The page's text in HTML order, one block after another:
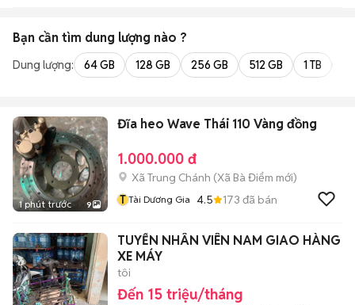
Bạn cần tìm dung lượng nào ?
Dung lượng: 64 GB 128 GB 256 GB 512 GB 1 TB
1 phút trước 9
Đĩa heo Wave Thái 110 Vàng đồng
1.000.000 đ
Xã Trung Chánh (Xã Bà Điểm mới)
T Tài Dương Gia 4.5 173 đã bán
TUYỂN NHÂN VIÊN NAM GIAO HÀNG
XE MÁY
tôi
Đến 15 triệu/tháng